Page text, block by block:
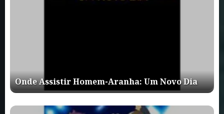
Onde Assistir Homem-Aranha: Um Novo Dia